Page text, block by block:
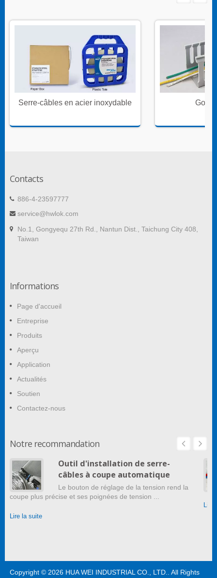
Serre-câbles en acier inoxydable
Contacts
886-4-23597777
service@hwlok.com
No.1, Gongyequ 27th Rd., Nantun Dist., Taichung City 408,
Taiwan
Informations
Page d'accueil
Entreprise
Produits
Aperçu
Application
Actualités
Soutien
Contactez-nous
Notre recommandation
Outil d'installation de serre-
câbles à coupe automatique
Le bouton de réglage de la tension rend la
coupe plus précise et ses poignées de tension ...
Lire la suite
Lire
Copyright © 2026 HUA WEI INDUSTRIAL CO., LTD. . All Rights